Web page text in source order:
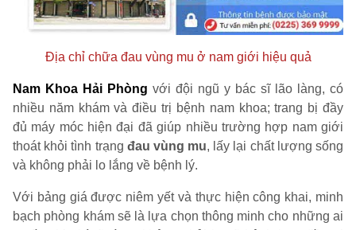
Địa chỉ chữa đau vùng mu ở nam giới hiệu quả
Nam Khoa Hải Phòng với đội ngũ y bác sĩ lão làng, có
nhiều năm khám và điều trị bệnh nam khoa; trang bị đầy
đủ máy móc hiện đại đã giúp nhiều trường hợp nam giới
thoát khỏi tình trạng đau vùng mu, lấy lại chất lượng sống
và không phải lo lắng về bệnh lý.
Với bảng giá được niêm yết và thực hiện công khai, minh
bạch phòng khám sẽ là lựa chọn thông minh cho những ai